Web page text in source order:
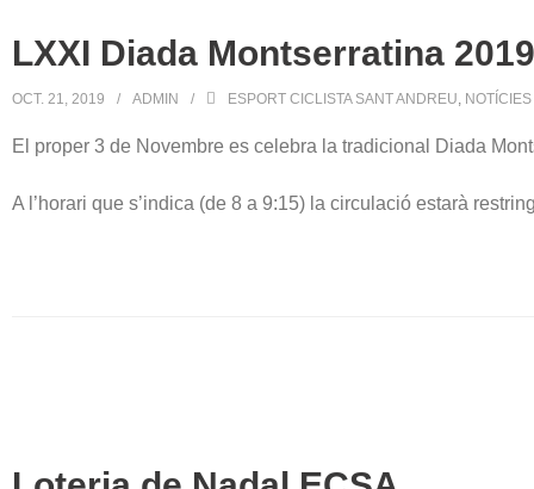
LXXI Diada Montserratina 2019
OCT. 21, 2019 ADMIN ESPORT CICLISTA SANT ANDREU, NOTÍCIES
El proper 3 de Novembre es celebra la tradicional Diada
A l’horari que s’indica (de 8 a 9:15) la circulació estarà